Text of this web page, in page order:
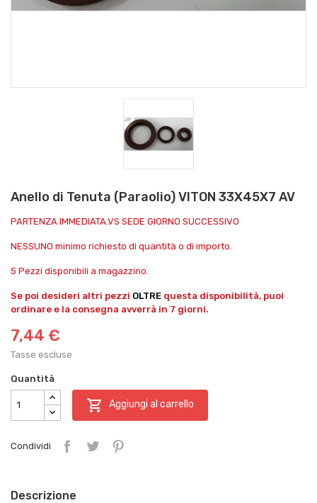
Anello di Tenuta (Paraolio) VITON 33X45X7 AV
PARTENZA IMMEDIATA.VS SEDE GIORNO SUCCESSIVO
NESSUNO minimo richiesto di quantità o di importo.
5 Pezzi disponibili a magazzino.
Se poi desideri altri pezzi OLTRE questa disponibilità, puoi
ordinare e la consegna avverrà in 7 giorni.
7,44 €
Tasse escluse
Quantità
 Aggiungi al carrello
Condividi
Descrizione